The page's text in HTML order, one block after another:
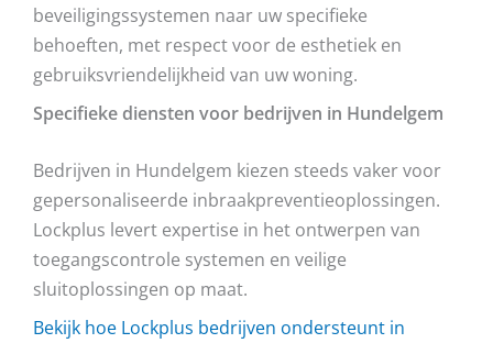
beveiligingssystemen naar uw specifieke
behoeften, met respect voor de esthetiek en
gebruiksvriendelijkheid van uw woning.
Specifieke diensten voor bedrijven in Hundelgem
Bedrijven in Hundelgem kiezen steeds vaker voor
gepersonaliseerde inbraakpreventieoplossingen.
Lockplus levert expertise in het ontwerpen van
toegangscontrole systemen en veilige
sluitoplossingen op maat.
Bekijk hoe Lockplus bedrijven ondersteunt in